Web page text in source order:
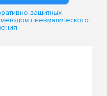
защитных
пневматического